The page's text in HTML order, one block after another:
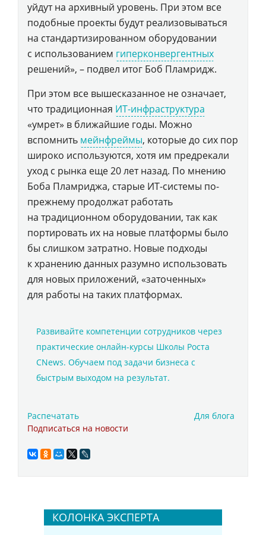
уйдут на архивный уровень. При этом все
подобные проекты будут реализовываться
на стандартизированном оборудовании
с использованием гиперконвергентных
решений», – подвел итог Боб Пламридж.
При этом все вышесказанное не означает,
что традиционная ИТ-инфраструктура
«умрет» в ближайшие годы. Можно
вспомнить мейнфреймы, которые до сих пор
широко используются, хотя им предрекали
уход с рынка еще 20 лет назад. По мнению
Боба Пламриджа, старые ИТ-системы по-
прежнему продолжат работать
на традиционном оборудовании, так как
портировать их на новые платформы было
бы слишком затратно. Новые подходы
к хранению данных разумно использовать
для новых приложений, «заточенных»
для работы на таких платформах.
Развивайте компетенции сотрудников через
практические онлайн-курсы Школы Роста
CNews. Обучаем под задачи бизнеса с
быстрым выходом на результат.
Распечатать
Для блога
Подписаться на новости
КОЛОНКА ЭКСПЕРТА